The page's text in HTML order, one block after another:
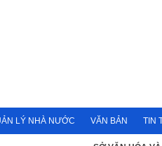
LÝ NHÀ NƯỚC VĂN BẢN TIN